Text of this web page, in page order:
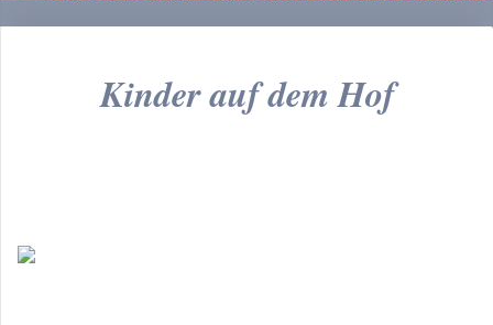
Kinder auf dem Hof